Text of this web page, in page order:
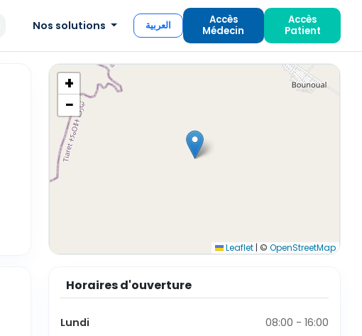
Nos solutions العربية
Accès
Médecin
Accès
Patient
+
−
Leaflet | © OpenStreetMap
Horaires d'ouverture
Lundi
08:00 - 16:00